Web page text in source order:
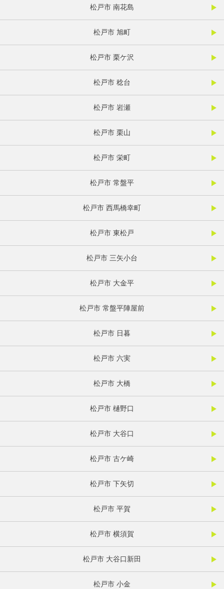
松戸市 南花島
松戸市 旭町
松戸市 栗ケ沢
松戸市 稔台
松戸市 岩瀬
松戸市 栗山
松戸市 栄町
松戸市 常盤平
松戸市 西馬橋幸町
松戸市 東松戸
松戸市 三矢小台
松戸市 大金平
松戸市 常盤平陣屋前
松戸市 日暮
松戸市 六実
松戸市 大橋
松戸市 樋野口
松戸市 大谷口
松戸市 古ケ崎
松戸市 下矢切
松戸市 平賀
松戸市 横須賀
松戸市 大谷口新田
松戸市 小金